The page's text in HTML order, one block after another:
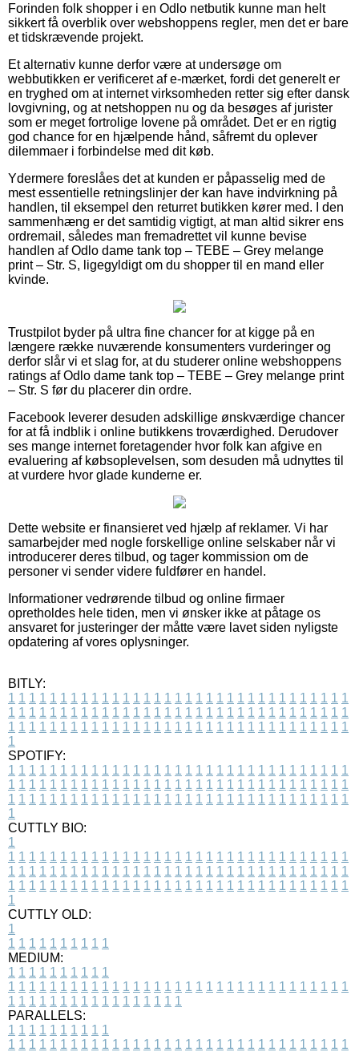
Forinden folk shopper i en Odlo netbutik kunne man helt
sikkert få overblik over webshoppens regler, men det er bare
et tidskrævende projekt.
Et alternativ kunne derfor være at undersøge om
webbutikken er verificeret af e-mærket, fordi det generelt er
en tryghed om at internet virksomheden retter sig efter dansk
lovgivning, og at netshoppen nu og da besøges af jurister
som er meget fortrolige lovene på området. Det er en rigtig
god chance for en hjælpende hånd, såfremt du oplever
dilemmaer i forbindelse med dit køb.
Ydermere foreslåes det at kunden er påpasselig med de
mest essentielle retningslinjer der kan have indvirkning på
handlen, til eksempel den returret butikken kører med. I den
sammenhæng er det samtidig vigtigt, at man altid sikrer ens
ordremail, således man fremadrettet vil kunne bevise
handlen af Odlo dame tank top – TEBE – Grey melange
print – Str. S, ligegyldigt om du shopper til en mand eller
kvinde.
Trustpilot byder på ultra fine chancer for at kigge på en
længere række nuværende konsumenters vurderinger og
derfor slår vi et slag for, at du studerer online webshoppens
ratings af Odlo dame tank top – TEBE – Grey melange print
– Str. S før du placerer din ordre.
Facebook leverer desuden adskillige ønskværdige chancer
for at få indblik i online butikkens troværdighed. Derudover
ses mange internet foretagender hvor folk kan afgive en
evaluering af købsoplevelsen, som desuden må udnyttes til
at vurdere hvor glade kunderne er.
Dette website er finansieret ved hjælp af reklamer. Vi har
samarbejder med nogle forskellige online selskaber når vi
introducerer deres tilbud, og tager kommission om de
personer vi sender videre fuldfører en handel.
Informationer vedrørende tilbud og online firmaer
opretholdes hele tiden, men vi ønsker ikke at påtage os
ansvaret for justeringer der måtte være lavet siden nyligste
opdatering af vores oplysninger.
BITLY:
1 1 1 1 1 1 1 1 1 1 1 1 1 1 1 1 1 1 1 1 1 1 1 1 1 1 1 1 1 1 1 1 1
1 1 1 1 1 1 1 1 1 1 1 1 1 1 1 1 1 1 1 1 1 1 1 1 1 1 1 1 1 1 1 1 1
1 1 1 1 1 1 1 1 1 1 1 1 1 1 1 1 1 1 1 1 1 1 1 1 1 1 1 1 1 1 1 1 1
1
SPOTIFY:
1 1 1 1 1 1 1 1 1 1 1 1 1 1 1 1 1 1 1 1 1 1 1 1 1 1 1 1 1 1 1 1 1
1 1 1 1 1 1 1 1 1 1 1 1 1 1 1 1 1 1 1 1 1 1 1 1 1 1 1 1 1 1 1 1 1
1 1 1 1 1 1 1 1 1 1 1 1 1 1 1 1 1 1 1 1 1 1 1 1 1 1 1 1 1 1 1 1 1
1
CUTTLY BIO:
1
1 1 1 1 1 1 1 1 1 1 1 1 1 1 1 1 1 1 1 1 1 1 1 1 1 1 1 1 1 1 1 1 1
1 1 1 1 1 1 1 1 1 1 1 1 1 1 1 1 1 1 1 1 1 1 1 1 1 1 1 1 1 1 1 1 1
1 1 1 1 1 1 1 1 1 1 1 1 1 1 1 1 1 1 1 1 1 1 1 1 1 1 1 1 1 1 1 1 1
1
CUTTLY OLD:
1
1 1 1 1 1 1 1 1 1 1
MEDIUM:
1 1 1 1 1 1 1 1 1 1
1 1 1 1 1 1 1 1 1 1 1 1 1 1 1 1 1 1 1 1 1 1 1 1 1 1 1 1 1 1 1 1 1
1 1 1 1 1 1 1 1 1 1 1 1 1 1 1 1 1
PARALLELS:
1 1 1 1 1 1 1 1 1 1
1 1 1 1 1 1 1 1 1 1 1 1 1 1 1 1 1 1 1 1 1 1 1 1 1 1 1 1 1 1 1 1 1